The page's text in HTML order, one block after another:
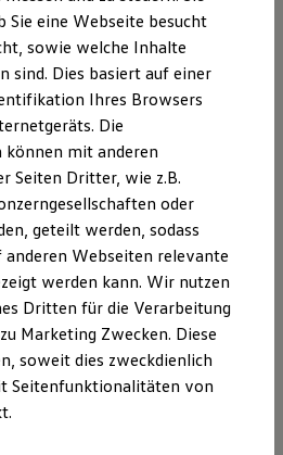
R Experience
Kollektion
) Registernummer D-
gemäß §36 Abs. l Nr.1 des
(VSBG): Wir sind
Streitbeilegungsverfahren
weder bereit
Handelskammer zu
2
(ggf §34e Gewerbeordnung)
Sie eine Webseite besucht
sowie welche Inhalte
sind. Dies basiert auf einer
Ihres Browsers
Die
mit anderen
Seiten Dritter, wie z.B.
oder
geteilt werden, sodass
anderen Webseiten relevante
werden kann. Wir nutzen
Dritten für die Verarbeitung
Marketing Zwecken. Diese
soweit dies zweckdienlich
Seitenfunktionalitäten von